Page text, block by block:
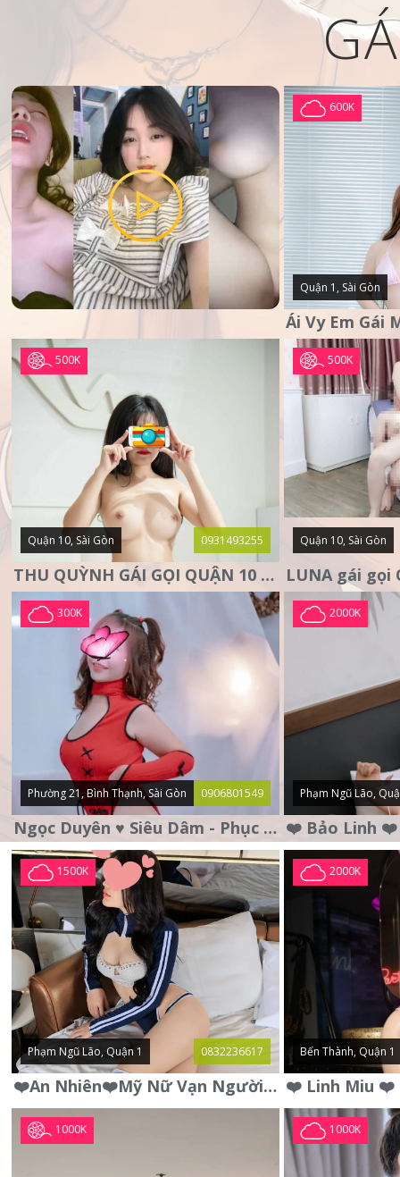
600K
Quận 1, Sài Gòn
500K
Quận 10, Sài Gòn 0931493255
THU QUỲNH GÁI GỌI QUẬN 10 – MẶT XINH DA TRẮNG – SANG
500K
Quận 10, Sài Gòn
300K
Phường 21, Bình Thạnh, Sài Gòn 0906801549
Ngọc Duyên ♥️ Siêu Dâm - Phục Vụ Tận Tình - Chu Đáo
2000K
Phạm Ngũ Lão,
1500K
Phạm Ngũ Lão, Quận 1 0832236617
❤️An Nhiên❤️Mỹ Nữ Vạn Người Mê,Da Trắng, Mặt Xynh, Đẹp Từng
2000K
Bến Thành, Quận 1
1000K 1000K